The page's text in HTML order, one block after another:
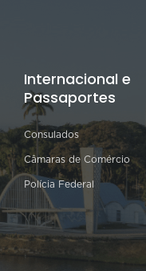
Internacional e
Passaportes
Consulados
Câmaras de Comércio
Polícia Federal